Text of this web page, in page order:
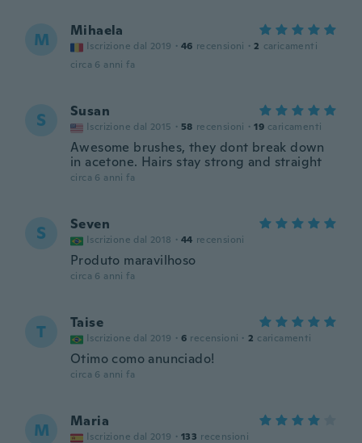
M Mihaela
Iscrizione dal 2019 · 46 recensioni · 2 caricamenti
circa 6 anni fa
S Susan
Iscrizione dal 2015 · 58 recensioni · 19 caricamenti
Awesome brushes, they dont break down
in acetone. Hairs stay strong and straight
circa 6 anni fa
S Seven
Iscrizione dal 2018 · 44 recensioni
Produto maravilhoso
circa 6 anni fa
T Taise
Iscrizione dal 2019 · 6 recensioni · 2 caricamenti
Otimo como anunciado!
circa 6 anni fa
M Maria
Iscrizione dal 2019 · 133 recensioni